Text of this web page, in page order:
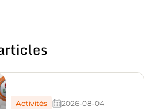
2026-08-04
Activités